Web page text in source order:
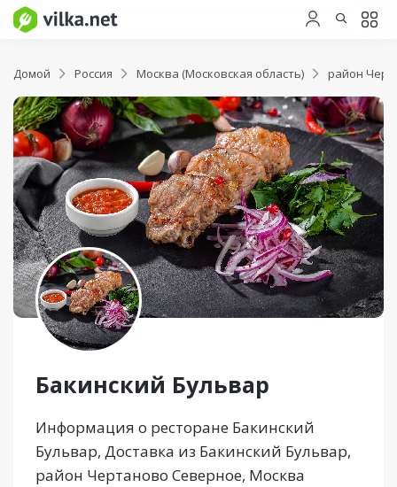
Домой Россия Москва (Московская область) район
Бакинский Бульвар
Информация о ресторане Бакинский
Бульвар, Доставка из Бакинский Бульвар,
район Чертаново Северное, Москва